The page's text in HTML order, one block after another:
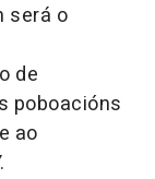
será o
de
poboacións
ao